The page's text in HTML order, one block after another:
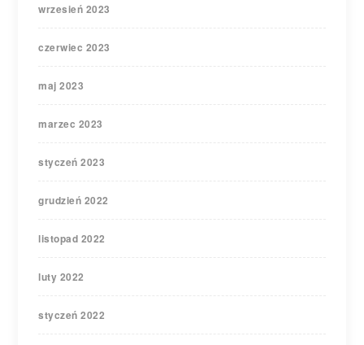
wrzesień 2023
czerwiec 2023
maj 2023
marzec 2023
styczeń 2023
grudzień 2022
listopad 2022
luty 2022
styczeń 2022